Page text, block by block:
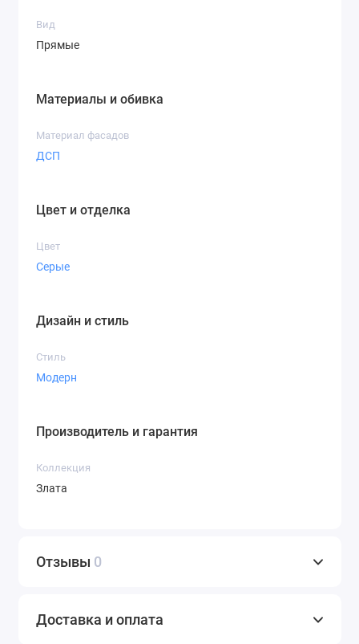
Вид
Прямые
Материалы и обивка
Материал фасадов
ДСП
Цвет и отделка
Цвет
Серые
Дизайн и стиль
Стиль
Модерн
Производитель и гарантия
Коллекция
Злата
Отзывы 0
Доставка и оплата